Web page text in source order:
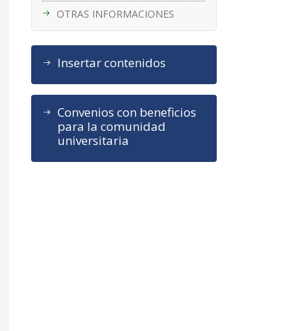
OTRAS INFORMACIONES
Insertar contenidos
Convenios con beneficios
para la comunidad
universitaria